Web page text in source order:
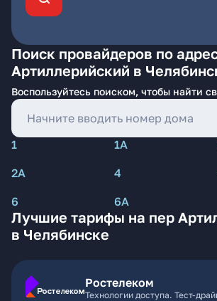
Поиск провайдеров по
Артиллерийский в
Воспользуйтесь поиском, чтобы найти
1 1А
2А
4
6
6А
Лучшие тарифы на пер
в Челябинске
Ростелеком
Технологии доступа. Тест-